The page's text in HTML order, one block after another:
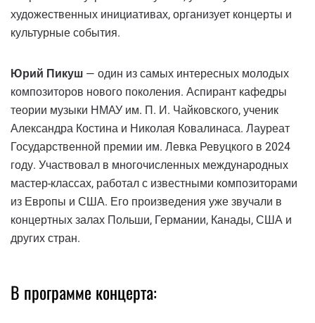
художественных инициативах, организует концерты и
культурные события.
Юрий Пикуш — один из самых интересных молодых
композиторов нового поколения. Аспирант кафедры
теории музыки НМАУ им. П. И. Чайковского, ученик
Александра Костина и Николая Ковалинаса. Лауреат
Государственной премии им. Левка Ревуцкого в 2024
году. Участвовал в многочисленных международных
мастер-классах, работал с известными композиторами
из Европы и США. Его произведения уже звучали в
концертных залах Польши, Германии, Канады, США и
других стран.
В программе концерта: